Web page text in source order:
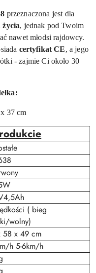
przeznaczona jest dla
, jednak pod Twoim
nawet młodsi rajdowcy.
certyfikat CE, a jego
- zajmie Ci około 30
37 cm
( bieg
wolny)
58 x 49 cm
h 5-6km/h